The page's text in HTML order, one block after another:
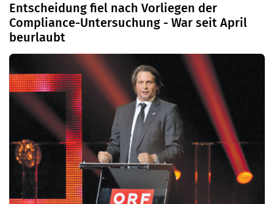
Entscheidung fiel nach Vorliegen der
Compliance-Untersuchung - War seit April
beurlaubt